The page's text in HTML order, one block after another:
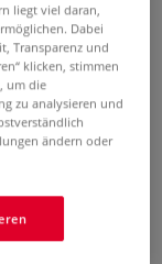
Pack
liegt viel daran,
Dabei
Transparenz und
klicken, stimmen
um die
zu analysieren und
ändern oder